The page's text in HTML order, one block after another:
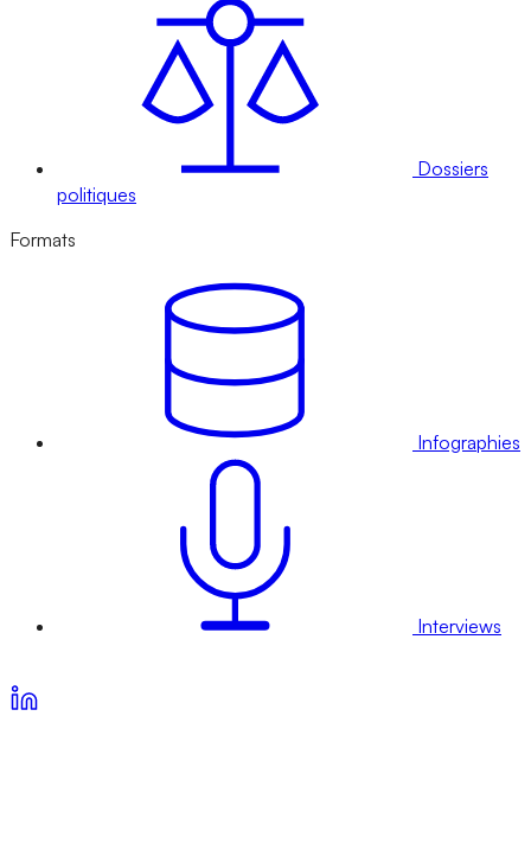
Dossiers
politiques
Formats
Infographies
Interviews